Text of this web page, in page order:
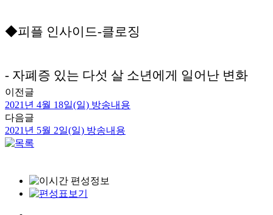
◆피플 인사이드-클로징
- 자폐증 있는 다섯 살 소년에게 일어난 변화
이전글
2021년 4월 18일(일) 방송내용
다음글
2021년 5월 2일(일) 방송내용